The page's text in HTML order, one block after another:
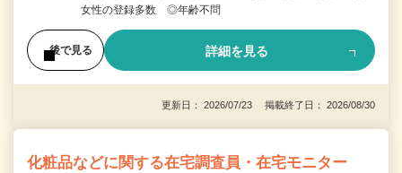
女性の登録多数 ◎年齢不問
後で見る 詳細を見る
更新日： 2026/07/23 掲載終了日： 2026/08/30
化粧品などに関する在宅調査員・在宅モニター